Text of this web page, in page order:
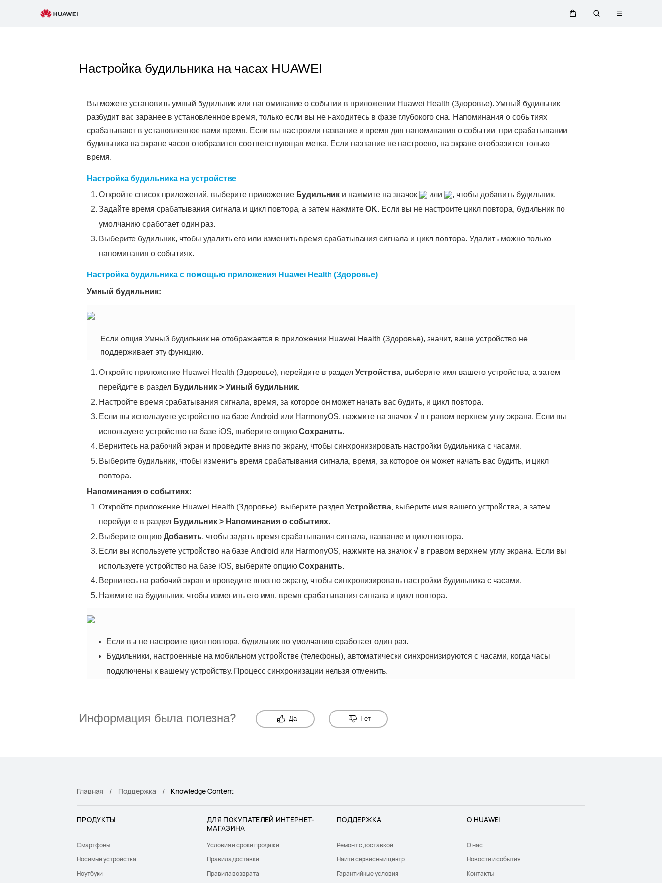
Открыть
Настройка будильника на часах HUAWEI
Вы можете установить умный будильник или напоминание о событии в приложении Huawei Health (Здоровье). Умный будильник
разбудит вас заранее в установленное время, только если вы не находитесь в фазе глубокого сна. Напоминания о событиях
срабатывают в установленное вами время. Если вы настроили название и время для напоминания о событии, при срабатывании
будильника на экране часов отобразится соответствующая метка. Если название не настроено, на экране отобразится только
время.
Настройка будильника на устройстве
Откройте список приложений, выберите приложение Будильники нажмите на значок или
, чтобы добавить будильник.
Задайте время срабатывания сигнала и цикл повтора, а затем нажмите OK. Если вы не настроите цикл повтора, будильник по
умолчанию сработает один раз.
Выберите будильник, чтобы удалить его или изменить время срабатывания сигнала и цикл повтора. Удалить можно только
напоминания о событиях.
Настройка будильника с помощью приложения Huawei Health (Здоровье)
Умный будильник:
Если опция Умный будильник не отображается в приложении Huawei Health (Здоровье), значит, ваше устройство не
поддерживает эту функцию.
Откройте приложение Huawei Health (Здоровье), перейдите в раздел Устройства, выберите имя вашего устройства, а затем
перейдите в раздел Будильник> Умный будильник.
Настройте время срабатывания сигнала, время, за которое он может начать вас будить, и цикл повтора.
Если вы используете устройство на базе Android или HarmonyOS, нажмите на значок √в правом верхнем углу экрана. Если вы
используете устройство на базе iOS, выберите опцию Сохранить.
Вернитесь на рабочий экран и проведите вниз по экрану, чтобы синхронизировать настройки будильника с часами.
Выберите будильник, чтобы изменить время срабатывания сигнала, время, за которое он может начать вас будить, и цикл
повтора.
Напоминания о событиях:
Откройте приложение Huawei Health (Здоровье), выберите раздел Устройства, выберите имя вашего устройства, а затем
перейдите в раздел Будильник> Напоминания о событиях.
Выберите опцию Добавить, чтобы задать время срабатывания сигнала, название и цикл повтора.
Если вы используете устройство на базе Android или HarmonyOS, нажмите на значок √в правом верхнем углу экрана. Если вы
используете устройство на базе iOS, выберите опцию Сохранить.
Вернитесь на рабочий экран и проведите вниз по экрану, чтобы синхронизировать настройки будильника с часами.
Нажмите на будильник, чтобы изменить его имя, время срабатывания сигнала и цикл повтора.
Если вы не настроите цикл повтора, будильник по умолчанию сработает один раз.
Будильники, настроенные на мобильном устройстве (телефоны), автоматически синхронизируются с часами, когда часы
подключены к вашему устройству. Процесс синхронизации нельзя отменить.
Информация была полезна? Да Нет
Главная Поддержка Knowledge Content
ПРОДУКТЫ
Смартфоны
Носимые устройства
Ноутбуки
ДЛЯ ПОКУПАТЕЛЕЙ ИНТЕРНЕТ-
МАГАЗИНА
Условия и сроки продажи
Правила доставки
Правила возврата
ПОДДЕРЖКА
Ремонт с доставкой
Найти сервисный центр
Гарантийные условия
О HUAWEI
О нас
Новости и события
Контакты